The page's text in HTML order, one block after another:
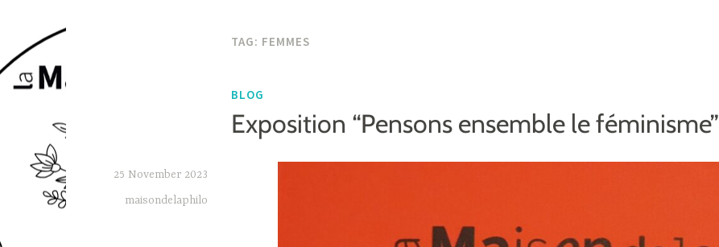
TAG: FEMMES
BLOG
Exposition “Pensons ensemble le féminisme”
25 November 2023
maisondelaphilo